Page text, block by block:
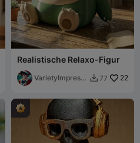
Realistische Relaxo-Figur
VarietyImpressi  77 22